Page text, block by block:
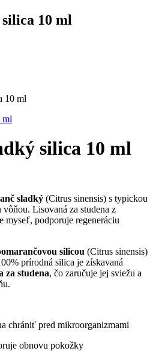
10 ml
10 ml
silica 10 ml
sladký (Citrus sinensis) s typickou
Lisovaná za studena z
myseľ, podporuje regeneráciu
silicou (Citrus sinensis)
prírodná silica je získavaná
za studena, čo zaručuje jej sviežu a
chrániť pred mikroorganizmami
obnovu pokožky